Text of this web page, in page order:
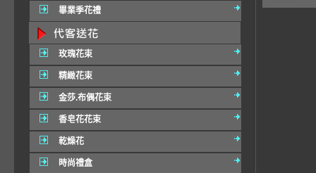
畢業季花禮
玫瑰花束
精緻花束
金莎.布偶花束
香皂花花束
乾燥花
時尚禮盒